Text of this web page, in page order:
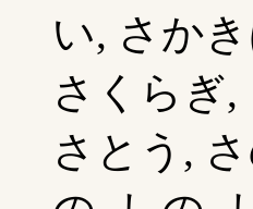
い, さか
さくらぎ
さとう,